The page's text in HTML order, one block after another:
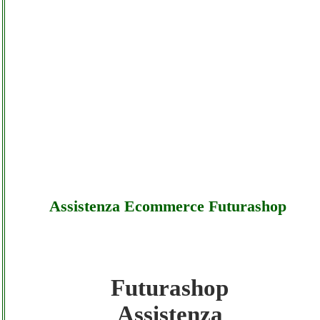
Assistenza Ecommerce Futurashop
Futurashop - Assistenza Ecommerce
Futurashop
Assistenza